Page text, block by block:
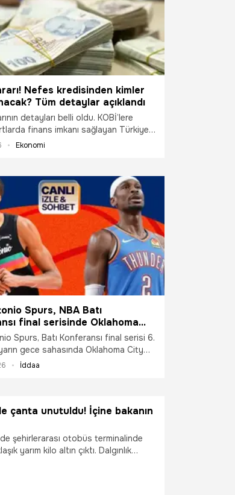
Nefes kredisinden kimler
Tüm detaylar açıklandı
detayları belli oldu. KOBİ’lere
finans imkanı sağlayan Türkiye
Borsalar Birliği (TOBB) Nefes Kredisi 8
Ekonomi
Spurs, NBA Batı
final serisinde Oklahoma
konuk edecek! Maçın
canlı yayın ve canlı sohbet ile
Spurs, Batı Konferansı final serisi 6.
gece sahasında Oklahoma City
karşılaşacak. Zorlu mücadelenin
İddaa
çanta unutuldu! İçine bakanın
şehirlerarası otobüs terminalinde
yarım kilo altın çıktı. Dalgınlık